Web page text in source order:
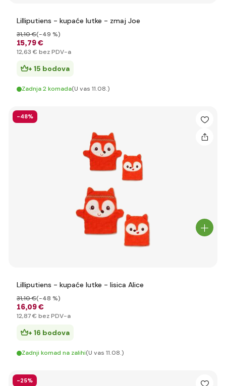
Lilliputiens - kupaće lutke - zmaj Joe
15,79 €
31,10 €(-49 %)
12,63 € bez PDV-a
+ 15 bodova
Zadnja 2 komada(U vas 11.08.)
-48%
Lilliputiens - kupaće lutke - lisica Alice
16,09 €
31,10 €(-48 %)
12,87 € bez PDV-a
+ 16 bodova
Zadnji komad na zalihi(U vas 11.08.)
-25%